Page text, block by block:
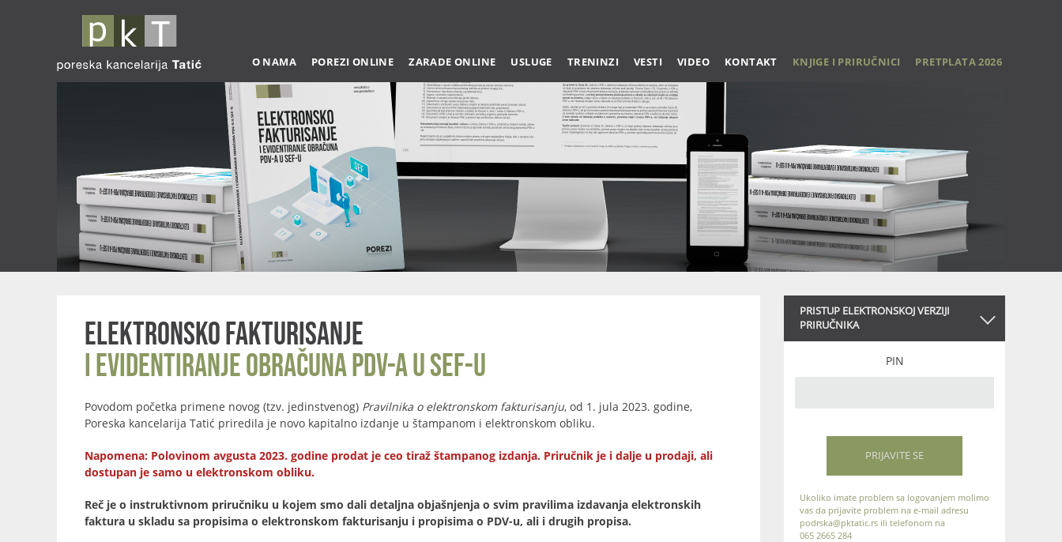
O NAMA POREZI ONLINE ZARADE ONLINE USLUGE TRENINZI VESTI VIDEO KONTAKT KNJIGE I PRIRUČNICI PRETPLATA 2026
Elektronsko fakturisanje
i evidentiranje obračuna PDV-a u SEF-u
Povodom početka primene novog (tzv. jedinstvenog) Pravilnika o elektronskom fakturisanju, od 1. jula 2023. godine,
Poreska kancelarija Tatić priredila je novo kapitalno izdanje u štampanom i elektronskom obliku.
Napomena: Polovinom avgusta 2023. godine prodat je ceo tiraž štampanog izdanja. Priručnik je i dalje u prodaji, ali
dostupan je samo u elektronskom obliku.
Reč je o instruktivnom priručniku u kojem smo dali detaljna objašnjenja o svim pravilima izdavanja elektronskih
faktura u skladu sa propisima o elektronskom fakturisanju i propisima o PDV-u, ali i drugih propisa.
PRISTUP ELEKTRONSKOJ VERZIJI
PRIRUČNIKA
PIN
PRIJAVITE SE
Ukoliko imate problem sa logovanjem molimo
vas da prijavite problem na e-mail adresu
podrska@pktatic.rs ili telefonom na
065 2665 284